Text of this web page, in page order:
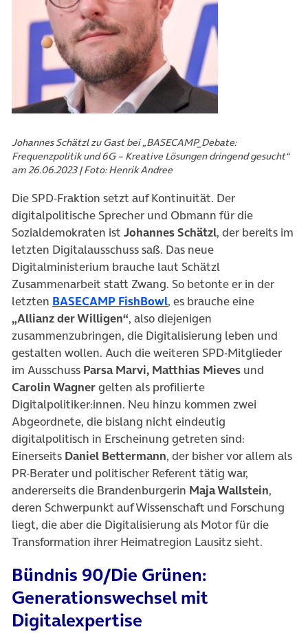
Johannes Schätzl zu Gast bei „BASECAMP_Debate:
Frequenzpolitik und 6G – Kreative Lösungen dringend gesucht“
am 26.06.2023 | Foto: Henrik Andree
Die SPD-Fraktion setzt auf Kontinuität. Der
digitalpolitische Sprecher und Obmann für die
Sozialdemokraten ist Johannes Schätzl, der bereits im
letzten Digitalausschuss saß. Das neue
Digitalministerium brauche laut Schätzl
Zusammenarbeit statt Zwang. So betonte er in der
letzten BASECAMP FishBowl, es brauche eine
„Allianz der Willigen“, also diejenigen
zusammenzubringen, die Digitalisierung leben und
gestalten wollen. Auch die weiteren SPD-Mitglieder
im Ausschuss Parsa Marvi, Matthias Mieves und
Carolin Wagnergelten als profilierte
Digitalpolitiker:innen. Neu hinzu kommen zwei
Abgeordnete, die bislang nicht eindeutig
digitalpolitisch in Erscheinung getreten sind:
Einerseits Daniel Bettermann, der bisher vor allem als
PR-Berater und politischer Referent tätig war,
andererseits die Brandenburgerin Maja Wallstein,
deren Schwerpunkt auf Wissenschaft und Forschung
liegt, die aber die Digitalisierung als Motor für die
Transformation ihrer Heimatregion Lausitz sieht.
Bündnis 90/Die Grünen:
Generationswechsel mit
Digitalexpertise